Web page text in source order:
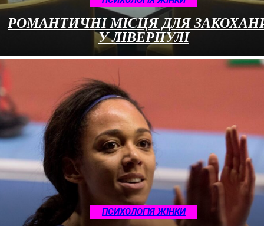
РОМАНТИЧНІ МІСЦЯ ДЛЯ
У ЛІВЕРПУЛІ
ПСИХОЛОГІЯ ЖІНКИ